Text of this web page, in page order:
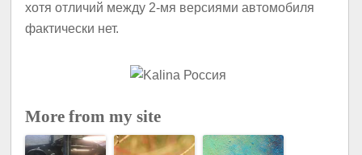
хотя отличий между 2-мя версиями автомобиля
фактически нет.
More from my site